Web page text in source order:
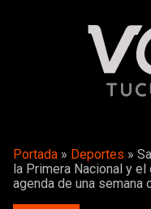
Portada » Deportes »
la Primera Nacional y
agenda de una semana